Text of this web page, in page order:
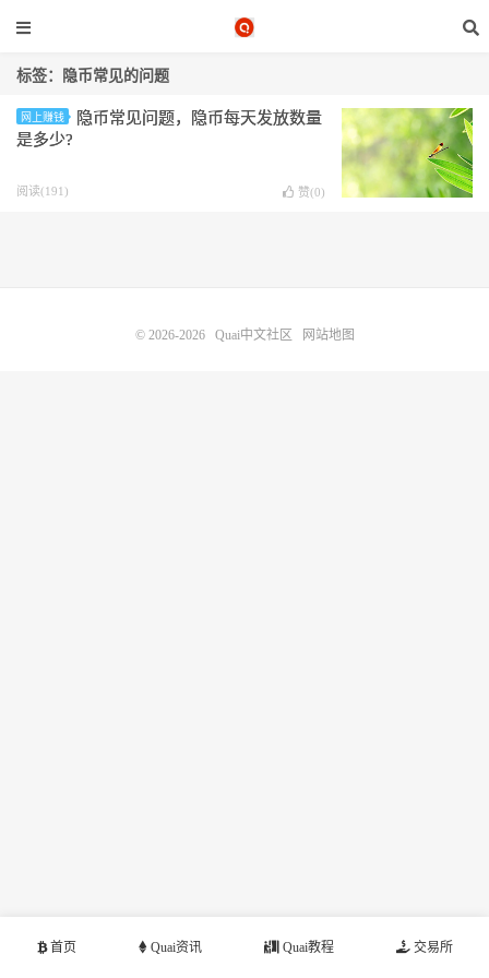
标签：隐币常见的问题
网上赚钱
隐币常见问题 ，隐币每天发放数量
是多少?
阅读(191) 赞(0)
首页 Quai资讯 Quai教程 交易所
© 2026-2026 Quai中文社区 网站地图